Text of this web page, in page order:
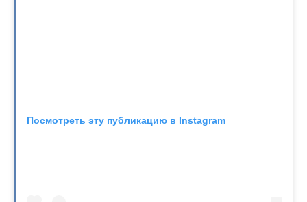
Посмотреть эту публикацию в Instagram